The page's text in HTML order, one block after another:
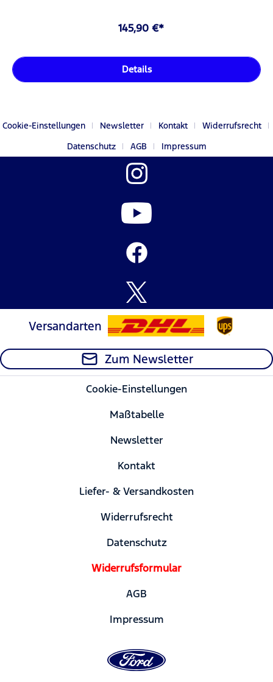
145,90 €*
Details
Cookie-Einstellungen Newsletter Kontakt
Widerrufsrecht
Datenschutz
AGB Impressum
Versandarten
Zum Newsletter
Cookie-Einstellungen
Maßtabelle
Newsletter
Kontakt
Liefer- & Versandkosten
Widerrufsrecht
Datenschutz
Widerrufsformular
AGB
Impressum